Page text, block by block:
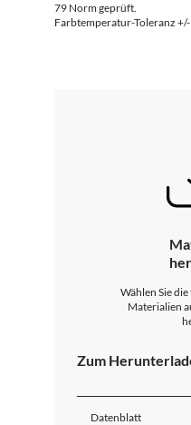
79 Norm geprüft.
Farbtemperatur-Toleranz +/-
Wählen Sie
Materialien
Zum
Datenblatt